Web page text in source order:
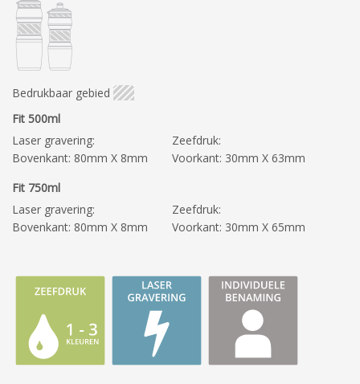
Bedrukbaar gebied
Fit 500ml
Laser gravering:
Bovenkant: 80mm X 8mm
Zeefdruk:
Voorkant: 30mm X 63mm
Fit 750ml
Laser gravering:
Bovenkant: 80mm X 8mm
Zeefdruk:
Voorkant: 30mm X 65mm